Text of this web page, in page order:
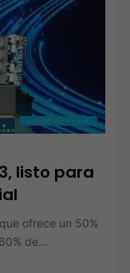
Inteligencia Artificial
listo para
ofrece un 50%
de…